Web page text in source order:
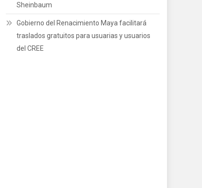
Sheinbaum
Gobierno del Renacimiento Maya facilitará
traslados gratuitos para usuarias y usuarios
del CREE